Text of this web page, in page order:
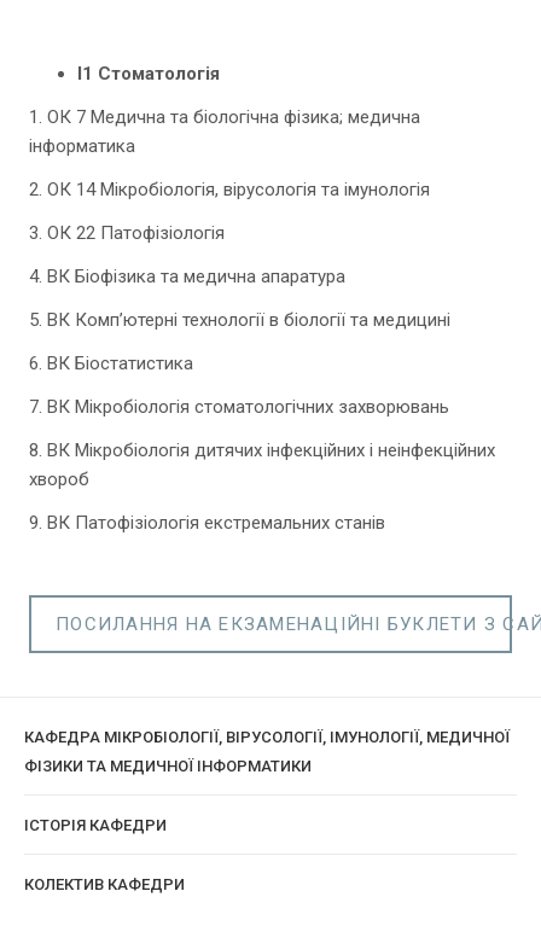
І1 Стоматологія
1. ОК 7 Медична та біологічна фізика; медична
інформатика
2. ОК 14 Мікробіологія, вірусологія та імунологія
3. ОК 22 Патофізіологія
4. ВК Біофізика та медична апаратура
5. ВК Комп’ютерні технології в біології та медицині
6. ВК Біостатистика
7. ВК Мікробіологія стоматологічних захворювань
8. ВК Мікробіологія дитячих інфекційних і неінфекційних
хвороб
9. ВК Патофізіологія екстремальних станів
ПОСИЛАННЯ НА ЕКЗАМЕНАЦІЙНІ БУКЛЕТИ З
КАФЕДРА МІКРОБІОЛОГІЇ, ВІРУСОЛОГІЇ, ІМУНОЛОГІЇ, МЕДИЧНОЇ
ФІЗИКИ ТА МЕДИЧНОЇ ІНФОРМАТИКИ
ІСТОРІЯ КАФЕДРИ
КОЛЕКТИВ КАФЕДРИ